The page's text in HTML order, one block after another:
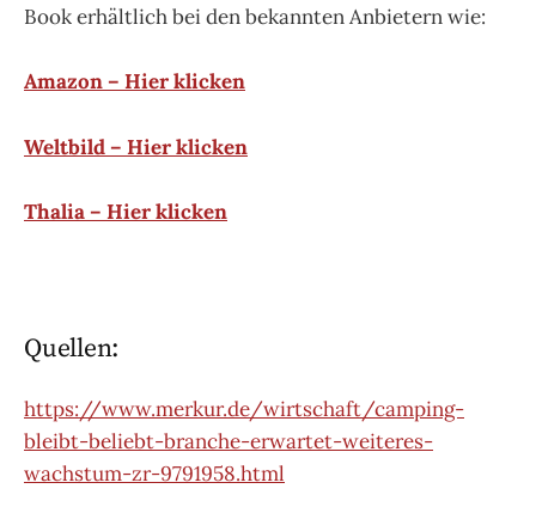
Book erhältlich bei den bekannten Anbietern wie:
Amazon – Hier klicken
Weltbild – Hier klicken
Thalia – Hier klicken
Quellen:
https://www.merkur.de/wirtschaft/camping-
bleibt-beliebt-branche-erwartet-weiteres-
wachstum-zr-9791958.html